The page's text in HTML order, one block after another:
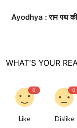
Ayodhya : राम पथ की
WHAT'S YOUR
0
Like
0
Dislike